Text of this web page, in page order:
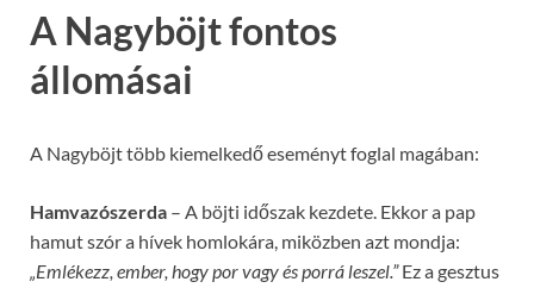
A Nagyböjt fontos
állomásai
A Nagyböjt több kiemelkedő eseményt foglal magában:
Hamvazószerda – A böjti időszak kezdete. Ekkor a pap
hamut szór a hívek homlokára, miközben azt mondja:
„Emlékezz, ember, hogy por vagy és porrá leszel.”Ez a gesztus